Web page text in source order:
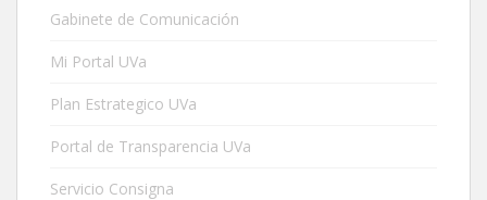
Gabinete de Comunicación
Mi Portal UVa
Plan Estrategico UVa
Portal de Transparencia UVa
Servicio Consigna